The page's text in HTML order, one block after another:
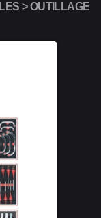
> OUTILLAGE